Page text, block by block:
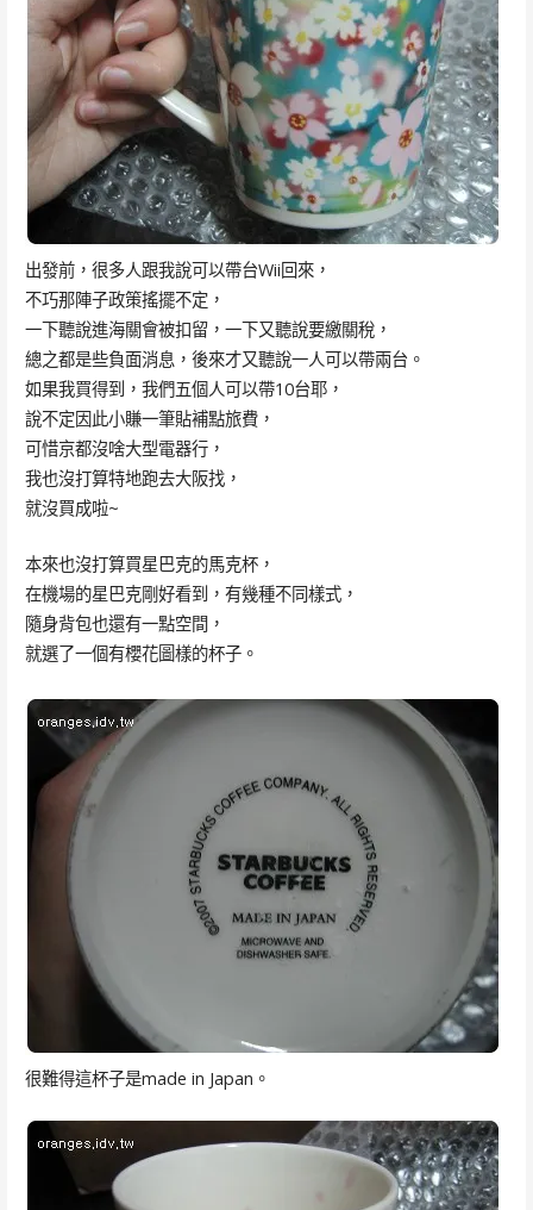
出發前，很多人跟我說可以帶台Wii回來，
不巧那陣子政策搖擺不定，
一下聽說進海關會被扣留，一下又聽說要繳關稅，
總之都是些負面消息，後來才又聽說一人可以帶兩台。
如果我買得到，我們五個人可以帶10台耶，
說不定因此小賺一筆貼補點旅費，
可惜京都沒啥大型電器行，
我也沒打算特地跑去大阪找，
就沒買成啦~
本來也沒打算買星巴克的馬克杯，
在機場的星巴克剛好看到，有幾種不同樣式，
隨身背包也還有一點空間，
就選了一個有櫻花圖樣的杯子。
很難得這杯子是made in Japan。